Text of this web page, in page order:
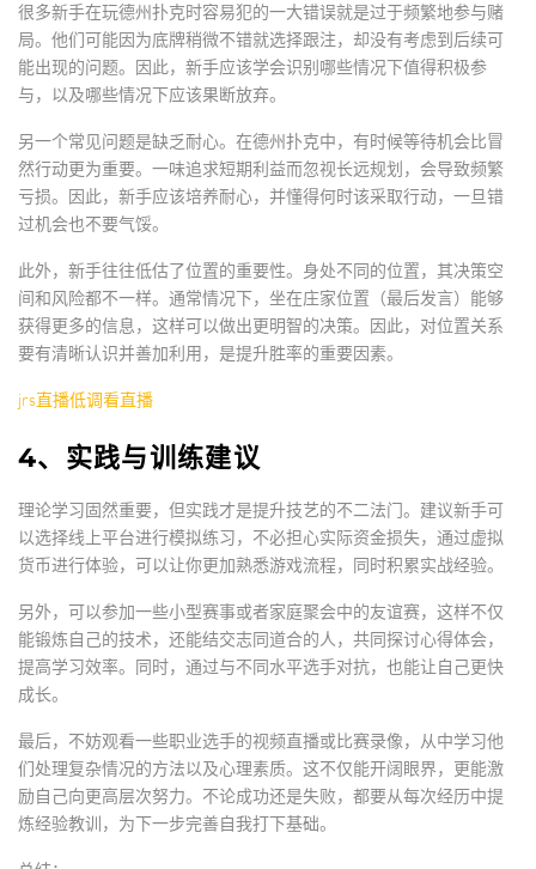
很多新手在玩德州扑克时容易犯的一大错误就是过于频繁地参与赌
局。他们可能因为底牌稍微不错就选择跟注，却没有考虑到后续可
能出现的问题。因此，新手应该学会识别哪些情况下值得积极参
与，以及哪些情况下应该果断放弃。
另一个常见问题是缺乏耐心。在德州扑克中，有时候等待机会比冒
然行动更为重要。一味追求短期利益而忽视长远规划，会导致频繁
亏损。因此，新手应该培养耐心，并懂得何时该采取行动，一旦错
过机会也不要气馁。
此外，新手往往低估了位置的重要性。身处不同的位置，其决策空
间和风险都不一样。通常情况下，坐在庄家位置（最后发言）能够
获得更多的信息，这样可以做出更明智的决策。因此，对位置关系
要有清晰认识并善加利用，是提升胜率的重要因素。
jrs直播低调看直播
4、实践与训练建议
理论学习固然重要，但实践才是提升技艺的不二法门。建议新手可
以选择线上平台进行模拟练习，不必担心实际资金损失，通过虚拟
货币进行体验，可以让你更加熟悉游戏流程，同时积累实战经验。
另外，可以参加一些小型赛事或者家庭聚会中的友谊赛，这样不仅
能锻炼自己的技术，还能结交志同道合的人，共同探讨心得体会，
提高学习效率。同时，通过与不同水平选手对抗，也能让自己更快
成长。
最后，不妨观看一些职业选手的视频直播或比赛录像，从中学习他
们处理复杂情况的方法以及心理素质。这不仅能开阔眼界，更能激
励自己向更高层次努力。不论成功还是失败，都要从每次经历中提
炼经验教训，为下一步完善自我打下基础。